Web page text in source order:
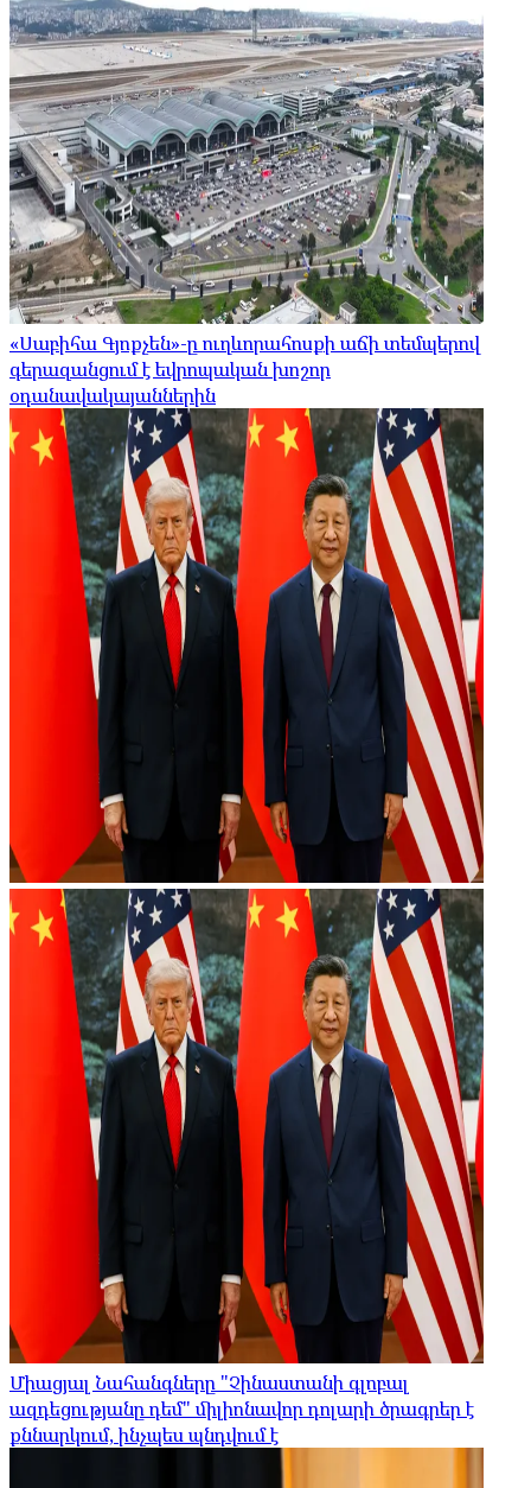
«Սաբիհա Գյոքչեն»-ը ուղևորահոսքի աճի տեմպերով
գերազանցում է եվրոպական խոշոր
օդանավակայաններին
Միացյալ Նահանգները "Չինաստանի գլոբալ
ազդեցությանը դեմ" միլիոնավոր դոլարի ծրագրեր է
քննարկում, ինչպես պնդվում է